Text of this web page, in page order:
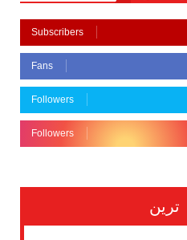
Subscribers
Fans
Followers
Followers
ترین